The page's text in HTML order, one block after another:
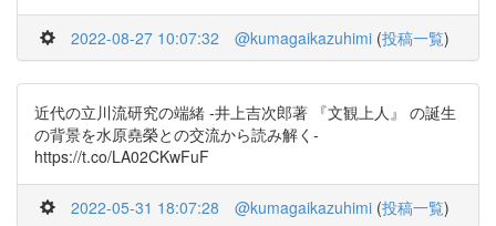
2022-08-27 10:07:32 @kumagaikazuhimi (投稿一覧)
近代の立川流研究の端緒 -井上吉次郎著 『文観上人』 の誕生
の背景を水原堯榮との交流から読み解く-
https://t.co/LA02CKwFuF
2022-05-31 18:07:28 @kumagaikazuhimi (投稿一覧)